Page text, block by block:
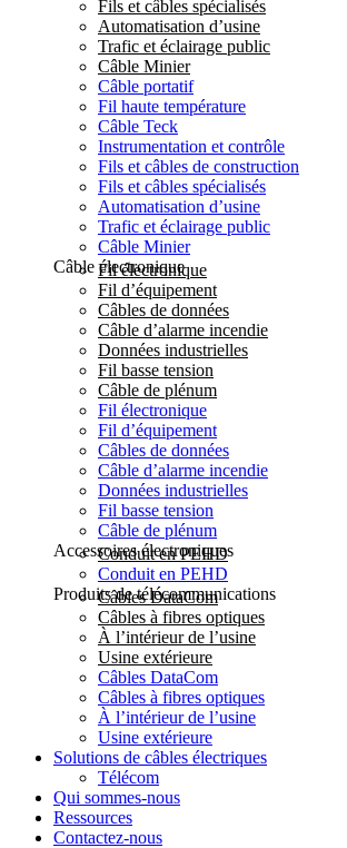
Fils et câbles spécialisés
Automatisation d’usine
Trafic et éclairage public
Câble Minier
Câble portatif
Fil haute température
Câble Teck
Instrumentation et contrôle
Fils et câbles de construction
Fils et câbles spécialisés
Automatisation d’usine
Trafic et éclairage public
Câble Minier
Câble électronique
Fil électronique
Fil d’équipement
Câbles de données
Câble d’alarme incendie
Données industrielles
Fil basse tension
Câble de plénum
Fil électronique
Fil d’équipement
Câbles de données
Câble d’alarme incendie
Données industrielles
Fil basse tension
Câble de plénum
Accessoires électroniques
Conduit en PEHD
Conduit en PEHD
Produits de télécommunications
Câbles DataCom
Câbles à fibres optiques
À l’intérieur de l’usine
Usine extérieure
Câbles DataCom
Câbles à fibres optiques
À l’intérieur de l’usine
Usine extérieure
Solutions de câbles électriques
Télécom
Qui sommes-nous
Ressources
Contactez-nous